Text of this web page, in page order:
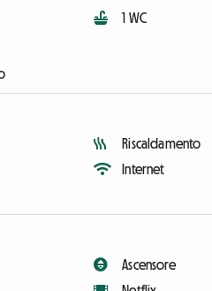
1 WC
Riscaldamento
Internet
Ascensore